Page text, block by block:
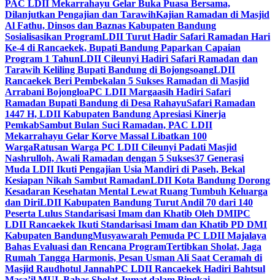
PAC LDII Mekarrahayu Gelar Buka Puasa Bersama,
Dilanjutkan Pengajian dan TarawihKajian Ramadan di Masjid
Al Fathu, Dinsos dan Baznas Kabupaten Bandung
Sosialisasikan ProgramLDII Turut Hadir Safari Ramadan Hari
Ke-4 di Rancaekek, Bupati Bandung Paparkan Capaian
Program 1 TahunLDII Cileunyi Hadiri Safari Ramadan dan
Tarawih Keliling Bupati Bandung di BojongsoangLDII
Rancaekek Beri Pembekalan 5 Sukses Ramadan di Masjid
Arrabani BojongloaPC LDII Margaasih Hadiri Safari
Ramadan Bupati Bandung di Desa RahayuSafari Ramadan
1447 H, LDII Kabupaten Bandung Apresiasi Kinerja
PemkabSambut Bulan Suci Ramadan, PAC LDII
Mekarrahayu Gelar Korve Massal Libatkan 100
WargaRatusan Warga PC LDII Cileunyi Padati Masjid
Nashrulloh, Awali Ramadan dengan 5 Sukses37 Generasi
Muda LDII Ikuti Pengajian Usia Mandiri di Paseh, Bekal
Kesiapan Nikah Sambut RamadanLDII Kota Bandung Dorong
Kesadaran Kesehatan Mental Lewat Ruang Tumbuh Keluarga
dan DiriLDII Kabupaten Bandung Turut Andil 70 dari 140
Peserta Lulus Standarisasi Imam dan Khatib Oleh DMIPC
LDII Rancaekek Ikuti Standarisasi Imam dan Khatib PD DMI
Kabupaten BandungMusyawarah Pemuda PC LDII Majalaya
Bahas Evaluasi dan Rencana ProgramTertibkan Sholat, Jaga
Rumah Tangga Harmonis, Pesan Usman Ali Saat Ceramah di
Masjid Raudhotul JannahPC LDII Rancaekek Hadiri Bahtsul